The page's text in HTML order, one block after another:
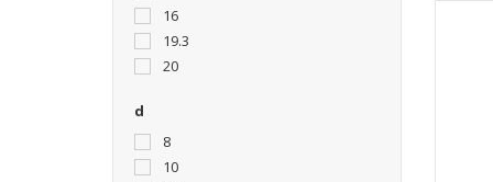
16
19.3
20
d
8
10